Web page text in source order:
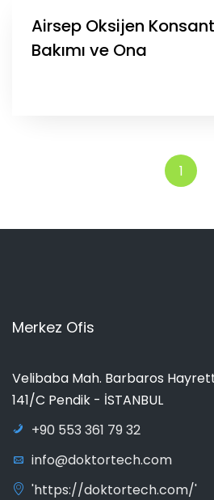
Airsep Oksijen
Bakımı ve Ona
1
Merkez Ofis
Velibaba Mah. Barbaros
141/C Pendik - İSTANBUL
+90 553 361 79 32
info@doktortech.com
'https://doktortech.com/'